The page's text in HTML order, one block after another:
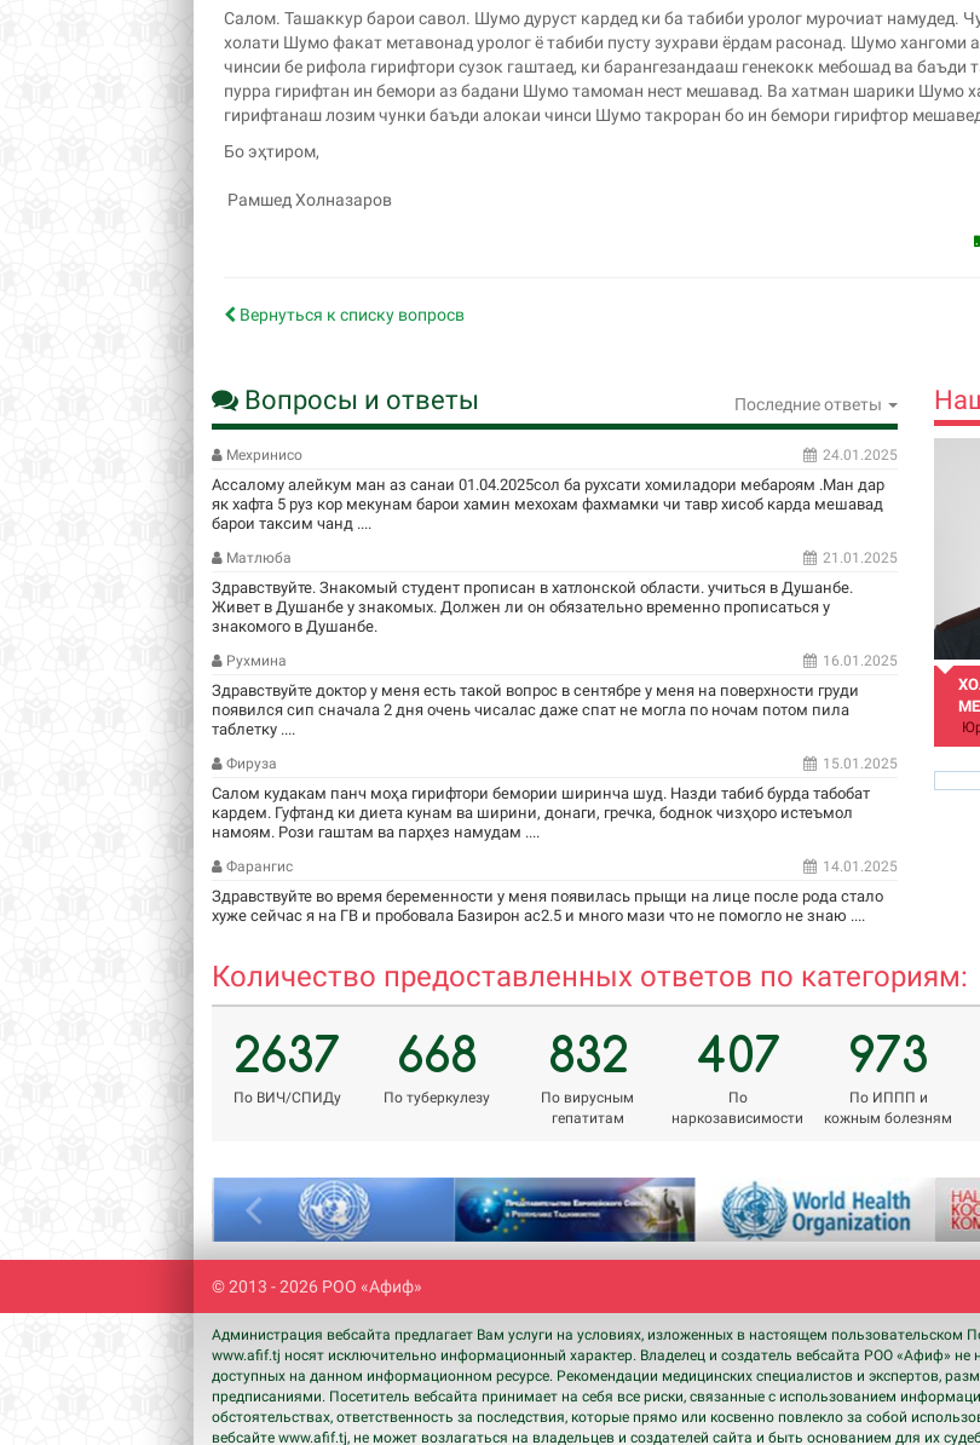
Салом. Ташаккур барои савол. Шумо дуруст кардед ки ба табиби уролог мурочиат намудед.
холати Шумо факат метавонад уролог ё табиби пусту зухрави ёрдам расонад. Шумо хангоми
чинсии бе рифола гирифтори сузок гаштаед, ки барангезандааш генекокк мебошад ва баъди
пурра гирифтан ин бемори аз бадани Шумо тамоман нест мешавад. Ва хатман шарики Шумо
гирифтанаш лозим чунки баъди алокаи чинси Шумо такроран бо ин бемори гирифтор
Бо эҳтиром,
Рамшед Холназаров
Вернуться к списку вопросв
Вопросы и ответы Последние ответы
Мехринисо 24.01.2025
Ассалому алейкум ман аз санаи 01.04.2025сол ба рухсати хомиладори мебароям .Ман дар
як хафта 5 руз кор мекунам барои хамин мехохам фахмамки чи тавр хисоб карда мешавад
барои таксим чанд ....
Матлюба 21.01.2025
Здравствуйте. Знакомый студент прописан в хатлонской области. учиться в Душанбе.
Живет в Душанбе у знакомых. Должен ли он обязательно временно прописаться у
знакомого в Душанбе.
Рухмина 16.01.2025
Здравствуйте доктор у меня есть такой вопрос в сентябре у меня на поверхности груди
появился сип сначала 2 дня очень чисалас даже спат не могла по ночам потом пила
таблетку ....
Фируза 15.01.2025
Салом кудакам панч моҳа гирифтори бемории ширинча шуд. Назди табиб бурда табобат
кардем. Гуфтанд ки диета кунам ва ширини, донаги, гречка, боднок чизҳоро истеъмол
намоям. Рози гаштам ва парҳез намудам ....
Фарангис 14.01.2025
Здравствуйте во время беременности у меня появилась прыщи на лице после рода стало
хуже сейчас я на ГВ и пробовала Базирон ас2.5 и много мази что не помогло не знаю ....
Количество предоставленных ответов по категориям:
2637
По ВИЧ/СПИДу
668
По туберкулезу
832
По вирусным
гепатитам
407
По
наркозависимости
973
По ИППП и
кожным болезням
Previous
© 2013 - 2026 РОО «Афиф»
Администрация вебсайта предлагает Вам услуги на условиях, изложенных в настоящем пользовательском
www.afif.tj носят исключительно информационный характер. Владелец и создатель вебсайта РОО «Афиф» не
доступных на данном информационном ресурсе. Рекомендации медицинских специалистов и экспертов,
предписаниями. Посетитель вебсайта принимает на себя все риски, связанные с использованием
обстоятельствах, ответственность за последствия, которые прямо или косвенно повлекло за собой
вебсайте www.afif.tj, не может возлагаться на владельцев и создателей сайта и быть основанием для их